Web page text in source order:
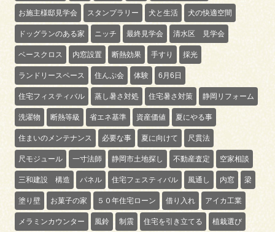
お施主様邸見学会 スタンプラリー 犬と生活 犬の快適空間
ドッグランのある家 ニッチ 最終見学会 清水区 見学会
ベースクロス 内窓設置 断熱効果 手すり 採光
ランドリースペース 住んぷ会 体験 6月6日
住宅フィスティバル 蒸し暑さ対処 住宅暑さ対策 静岡リフォーム
洗濯物 断熱等級 省エネ基準 資産価値 夏にやる事
住まいのメンテナンス 必要な事 夏に向けて 尺貫法
尺モジュール 一寸法師 静岡市土地探し 不動産査定 空家相談
三和建設 構造 パネル 住宅フェスティバル 風通し 内窓 梁
塗り壁 お菓子の家 ５０年住宅ローン 借り入れ アイカ工業
メラミンカウンター 風鈴 制震 住宅を引き立てる 植栽選び